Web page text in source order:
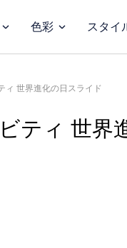
色彩 スタイ
ィ 世界進化の日スライド
ティ 世界